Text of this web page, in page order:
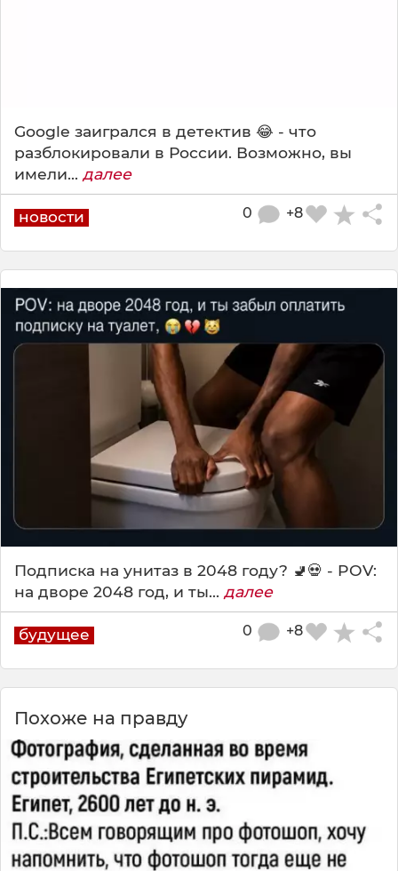
Google заигрался в детектив 😂 - что
разблокировали в России. Возможно, вы
имели... далее
новости +8
0
Подписка на унитаз в 2048 году? 🚽💀 - POV:
на дворе 2048 год, и ты... далее
будущее +8
0
Похоже на правду